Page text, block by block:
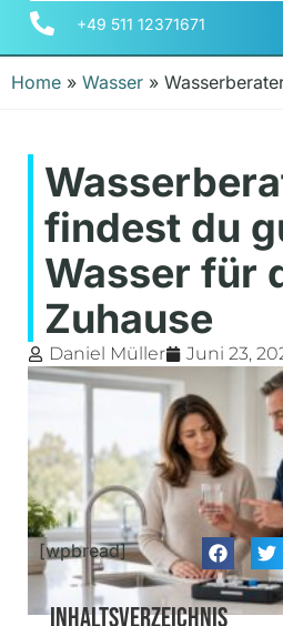
+49 511 12371671
Home » Wasser »
findest du
Wasser für
Zuhause
Daniel Müller Juni 23,
[wpbread]